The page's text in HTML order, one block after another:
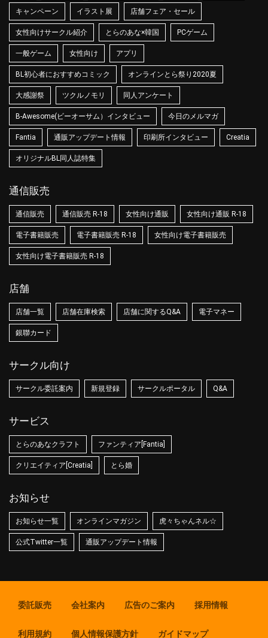
キャンペーン イラスト展 店舗フェア・セール
女性向けサークル紹介 とらのあな×韓国 PCゲーム
一般ゲーム 女性向け アプリ
BL初心者におすすめコミック オンラインとら祭り2020夏
大感謝祭 ツクルノモリ 同人アンケート
B-Awesome(ビーオーサム）インタビュー 今日のメルマガ
Fantia 通販アップデート情報 印刷所インタビュー Creatia
オリジナルBL同人誌特集
通信販売
通信販売 通信販売 R-18 女性向け通販 女性向け通販 R-18
電子書籍販売 電子書籍販売 R-18 女性向け電子書籍販売
女性向け電子書籍販売 R-18
店舗
店舗一覧 店舗在庫検索 店舗に関するQ&A 電子マネー
銀聯カード
サークル向け
サークル委託案内 新規登録 サークルポータル Q&A
サービス
とらのあなクラフト ファンティア[Fantia]
クリエイティア[Creatia] とら婚
お知らせ
お知らせ一覧 オンラインマガジン 虎々ちゃんネル☆
公式Twitter一覧 通販アップデート情報
委託販売 会社案内 広告のご案内 採用情報
利用規約 個人情報保護方針 ガイドマップ